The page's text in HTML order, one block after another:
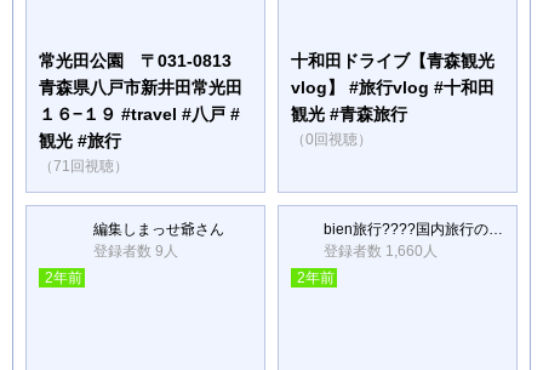
常光田公園 〒031-0813
青森県八戸市新井田常光田
１６−１９ #travel #八戸 #
観光 #旅行
（71回視聴）
十和田ドライブ【青森観光
vlog】 #旅行vlog #十和田
観光 #青森旅行
（0回視聴）
編集しまっせ爺さん
登録者数 9人
2年前
bien旅行????国内旅行のVlogや観光スポット紹介
登録者数 1,660人
2年前